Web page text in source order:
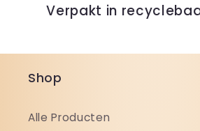
Verpakt in
Shop
Alle Producten